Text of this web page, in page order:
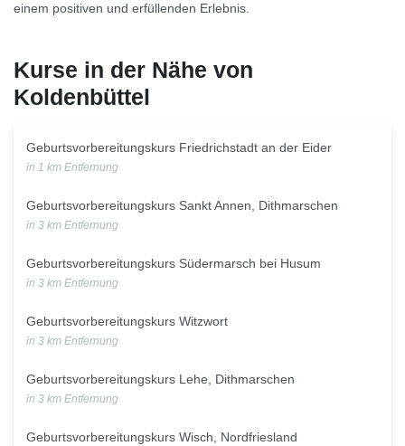
einem positiven und erfüllenden Erlebnis.
Kurse in der Nähe von
Koldenbüttel
Geburtsvorbereitungskurs Friedrichstadt an der Eider
in 1 km Entfernung
Geburtsvorbereitungskurs Sankt Annen, Dithmarschen
in 3 km Entfernung
Geburtsvorbereitungskurs Südermarsch bei Husum
in 3 km Entfernung
Geburtsvorbereitungskurs Witzwort
in 3 km Entfernung
Geburtsvorbereitungskurs Lehe, Dithmarschen
in 3 km Entfernung
Geburtsvorbereitungskurs Wisch, Nordfriesland